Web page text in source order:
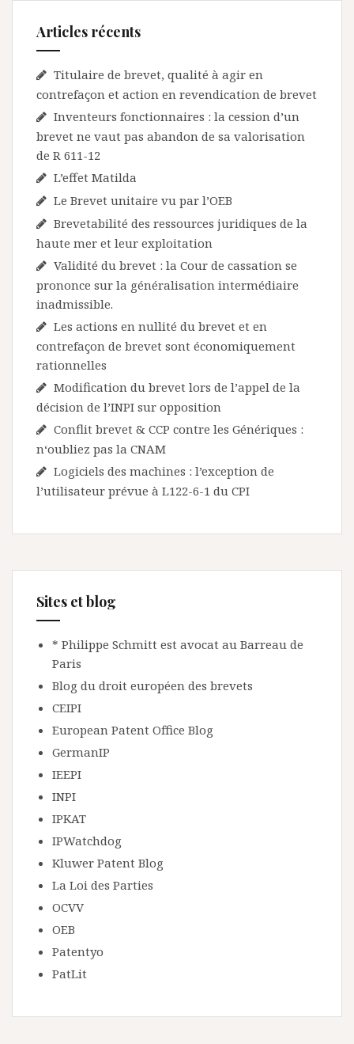
Articles récents
Titulaire de brevet, qualité à agir en
contrefaçon et action en revendication de brevet
Inventeurs fonctionnaires : la cession d’un
brevet ne vaut pas abandon de sa valorisation
de R 611-12
L’effet Matilda
Le Brevet unitaire vu par l’OEB
Brevetabilité des ressources juridiques de la
haute mer et leur exploitation
Validité du brevet : la Cour de cassation se
prononce sur la généralisation intermédiaire
inadmissible.
Les actions en nullité du brevet et en
contrefaçon de brevet sont économiquement
rationnelles
Modification du brevet lors de l’appel de la
décision de l’INPI sur opposition
Conflit brevet & CCP contre les Génériques :
n‘oubliez pas la CNAM
Logiciels des machines : l’exception de
l’utilisateur prévue à L122-6-1 du CPI
Sites et blog
* Philippe Schmitt est avocat au Barreau de
Paris
Blog du droit européen des brevets
CEIPI
European Patent Office Blog
GermanIP
IEEPI
INPI
IPKAT
IPWatchdog
Kluwer Patent Blog
La Loi des Parties
OCVV
OEB
Patentyo
PatLit